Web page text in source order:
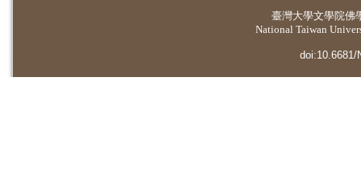
臺灣大學文學院佛
National Taiwan
doi:10.6681/